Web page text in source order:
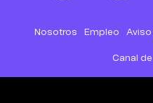
Nosotros Empleo Aviso
Canal